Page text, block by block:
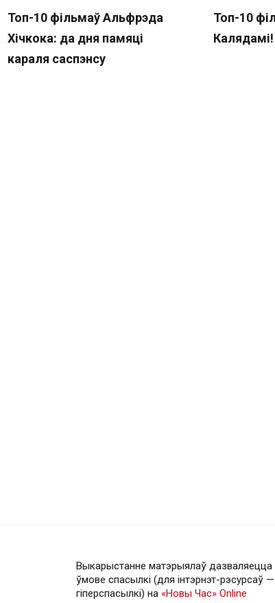
Топ-10 фільмаў Альфрэда
Хічкока: да дня памяці
караля саспэнсу
Топ-10
Калядамі!
Выкарыстанне матэрыялаў дазваляецца
ўмове спасылкі (для інтэрнэт-рэсурсаў —
гiперспасылкi) на «Новы Час» Online